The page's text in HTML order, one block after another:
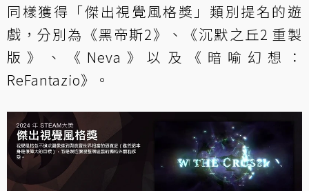
同樣獲得「傑出視覺風格獎」類別提名的遊
戲，分別為《黑帝斯2》、《沉默之丘2 重製
版》、《Neva》以及《暗喻幻想：
ReFantazio》。